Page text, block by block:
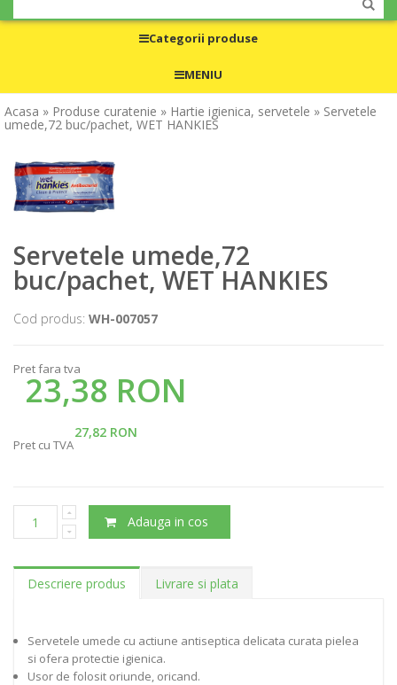
Categorii produse
MENIU
Acasa » Produse curatenie » Hartie igienica, servetele » Servetele
umede,72 buc/pachet, WET HANKIES
Servetele umede,72
buc/pachet, WET HANKIES
Cod produs: WH-007057
Pret fara tva
23,38 RON
27,82 RON
Pret cu TVA
Adauga in cos
Descriere produs Livrare si plata
Servetele umede cu actiune antiseptica delicata curata pielea
si ofera protectie igienica.
Usor de folosit oriunde, oricand.